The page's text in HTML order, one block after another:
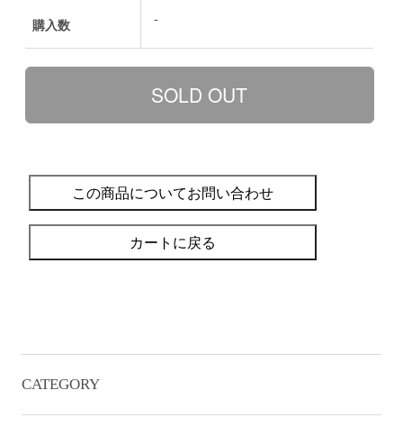
購入数 -
この商品についてお問い合わせ
カートに戻る
CATEGORY